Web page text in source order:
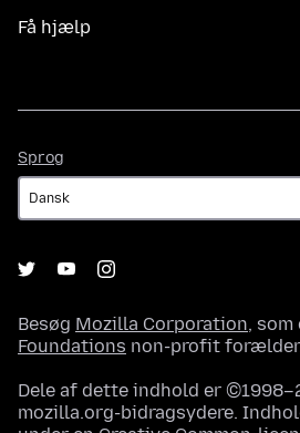
Få hjælp
Sprog
Besøg Mozilla Corporation, som
Foundations non-profit
Dele af dette indhold er
mozilla.org-bidragsydere.